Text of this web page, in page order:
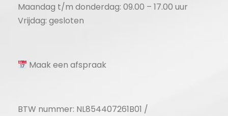
Maandag t/m donderdag: 09.00 – 17.00 uur
Vrijdag: gesloten
Maak een afspraak
BTW nummer: NL854407261B01 /